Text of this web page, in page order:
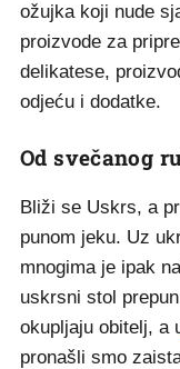
ožujka koji nude
proizvode za
delikatese,
odjeću i dodatke.
Od svečanog
Bliži se Uskrs, a
punom jeku. Uz
mnogima je ipak
uskrsni stol
okupljaju obitelj, a
pronašli smo